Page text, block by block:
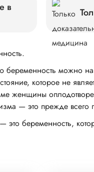
в
беременность можно
которое не
женщины
— это прежде всего
беременность,